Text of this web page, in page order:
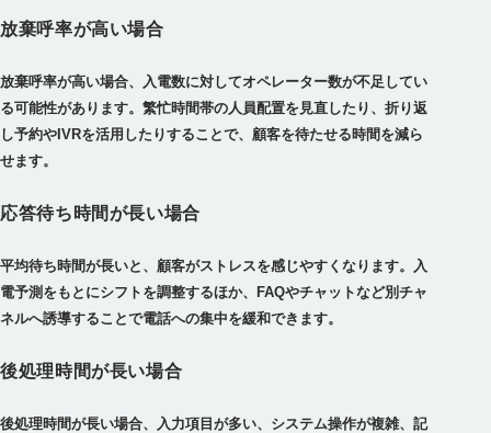
放棄呼率が高い場合
放棄呼率が高い場合、入電数に対してオペレーター数が不足してい
る可能性があります。繁忙時間帯の人員配置を見直したり、折り返
し予約やIVRを活用したりすることで、顧客を待たせる時間を減ら
せます。
応答待ち時間が長い場合
平均待ち時間が長いと、顧客がストレスを感じやすくなります。入
電予測をもとにシフトを調整するほか、FAQやチャットなど別チャ
ネルへ誘導することで電話への集中を緩和できます。
後処理時間が長い場合
後処理時間が長い場合、入力項目が多い、システム操作が複雑、記